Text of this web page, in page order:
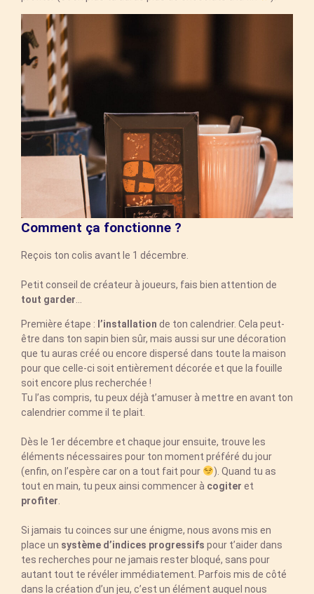
Comment ça fonctionne ?
Reçois ton colis avant le 1 décembre.
Petit conseil de créateur à joueurs, fais bien attention de
tout garder
Première étape : l’installation de ton calendrier. Cela peut-
être dans ton sapin bien sûr, mais aussi sur une décoration
que tu auras créé ou encore dispersé dans toute la maison
pour que celle-ci soit entièrement décorée et que la fouille
soit encore plus recherchée !
Tu l’as compris, tu peux déjà t’amuser à mettre en avant ton
calendrier comme il te plait.
Dès le 1er décembre et chaque jour ensuite, trouve les
éléments nécessaires pour ton moment préféré du jour
(enfin, on l’espère car on a tout fait pour
). Quand tu as
tout en main, tu peux ainsi commencer à cogiter et
profiter
Si jamais tu coinces sur une énigme, nous avons mis en
place un système d’indices progressifs pour t’aider dans
tes recherches pour ne jamais rester bloqué, sans pour
autant tout te révéler immédiatement. Parfois mis de côté
dans la création d’un jeu, c’est un élément auquel nous